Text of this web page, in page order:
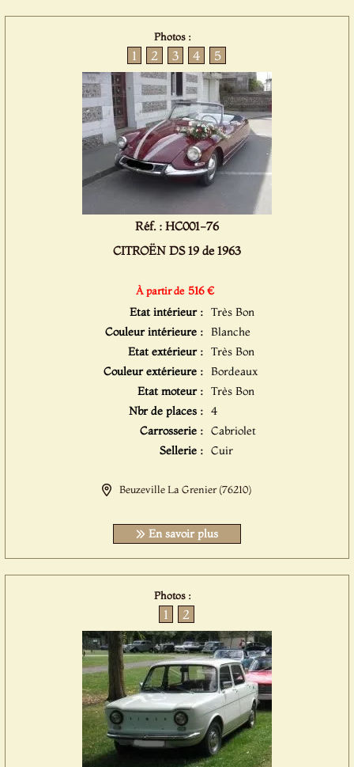
Photos :
1 2 3 4 5
Réf. : HC001-76
CITROËN DS 19 de 1963
À partir de 516 €
Etat intérieur : Très Bon
Couleur intérieure : Blanche
Etat extérieur : Très Bon
Couleur extérieure : Bordeaux
Etat moteur : Très Bon
Nbr de places : 4
Carrosserie : Cabriolet
Sellerie : Cuir
Beuzeville La Grenier (76210)
En savoir plus
Photos :
1 2